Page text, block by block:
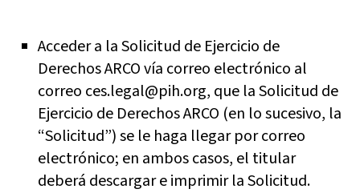
Acceder a la Solicitud de Ejercicio de
Derechos ARCO vía correo electrónico al
correo ces.legal@pih.org, que la Solicitud de
Ejercicio de Derechos ARCO (en lo sucesivo, la
“Solicitud”) se le haga llegar por correo
electrónico; en ambos casos, el titular
deberá descargar e imprimir la Solicitud.